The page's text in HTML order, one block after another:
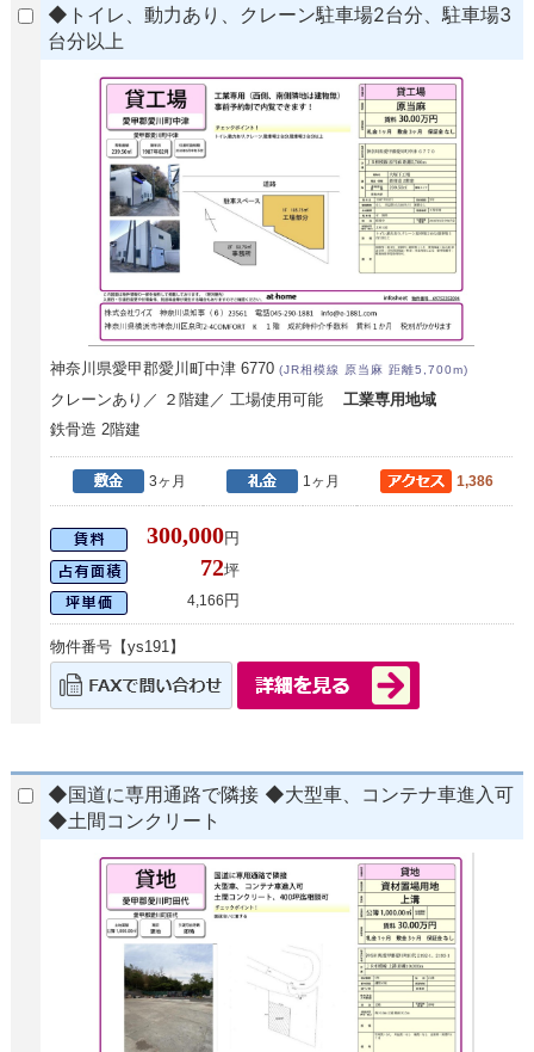
◆トイレ、動力あり、クレーン駐車場2台分、駐車場3
台分以上
神奈川県愛甲郡愛川町中津 6770(JR相模線 原当麻 距離5,700m)
クレーンあり／ ２階建／ 工場使用可能工業専用地域
鉄骨造 2階建
3ヶ月 1ヶ月 1,386
300,000円
72坪
4,166 円
物件番号【ys191】
◆国道に専用通路で隣接 ◆大型車、コンテナ車進入可
◆土間コンクリート